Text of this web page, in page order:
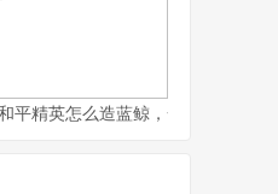
战神的心路历程
平精英怎么造蓝鲸，一场虚拟海洋